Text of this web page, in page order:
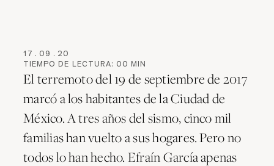
17 . 09 . 20
TIEMPO DE LECTURA: 00 MIN
El terremoto del 19 de septiembre de 2017
marcó a los habitantes de la Ciudad de
México. A tres años del sismo, cinco mil
familias han vuelto a sus hogares. Pero no
todos lo han hecho. Efraín García apenas